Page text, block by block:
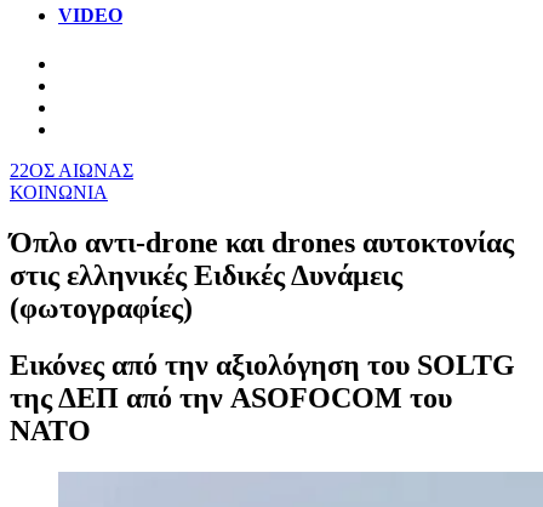
VIDEO
22ΟΣ ΑΙΩΝΑΣ
ΚΟΙΝΩΝΙΑ
Όπλο αντι-drone και drones αυτοκτονίας
στις ελληνικές Ειδικές Δυνάμεις
(φωτογραφίες)
Εικόνες από την αξιολόγηση του SOLTG
της ΔΕΠ από την ASOFOCOM του
ΝΑΤΟ